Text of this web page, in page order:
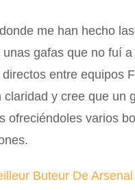
me han hecho
gafas que no fuí
entre equipos
y cree que
ofreciéndoles varios
Buteur De